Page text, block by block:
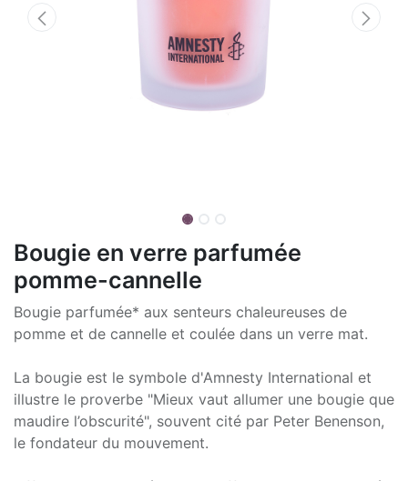
Bougie en verre parfumée
pomme-cannelle
Bougie parfumée* aux senteurs chaleureuses de
pomme et de cannelle et coulée dans un verre mat.
La bougie est le symbole d'Amnesty International et
illustre le proverbe "Mieux vaut allumer une bougie que
maudire l’obscurité", souvent cité par Peter Benenson,
le fondateur du mouvement.